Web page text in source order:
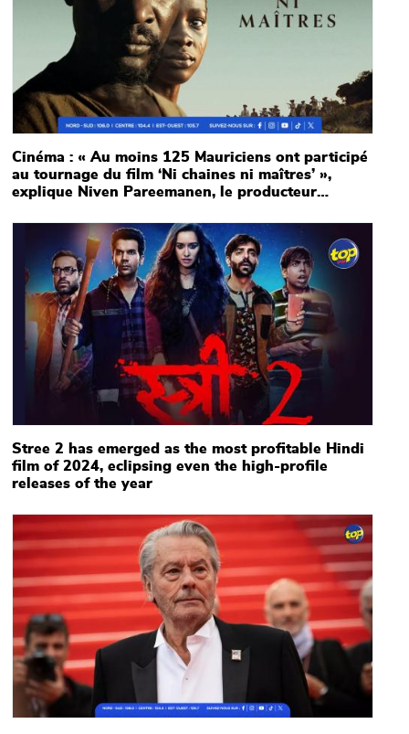
Cinéma : « Au moins 125 Mauriciens ont participé
au tournage du film ‘Ni chaines ni maîtres’ »,
explique Niven Pareemanen, le producteur
Main picture
Stree 2 has emerged as the most profitable Hindi
film of 2024, eclipsing even the high-profile
releases of the year
Main picture